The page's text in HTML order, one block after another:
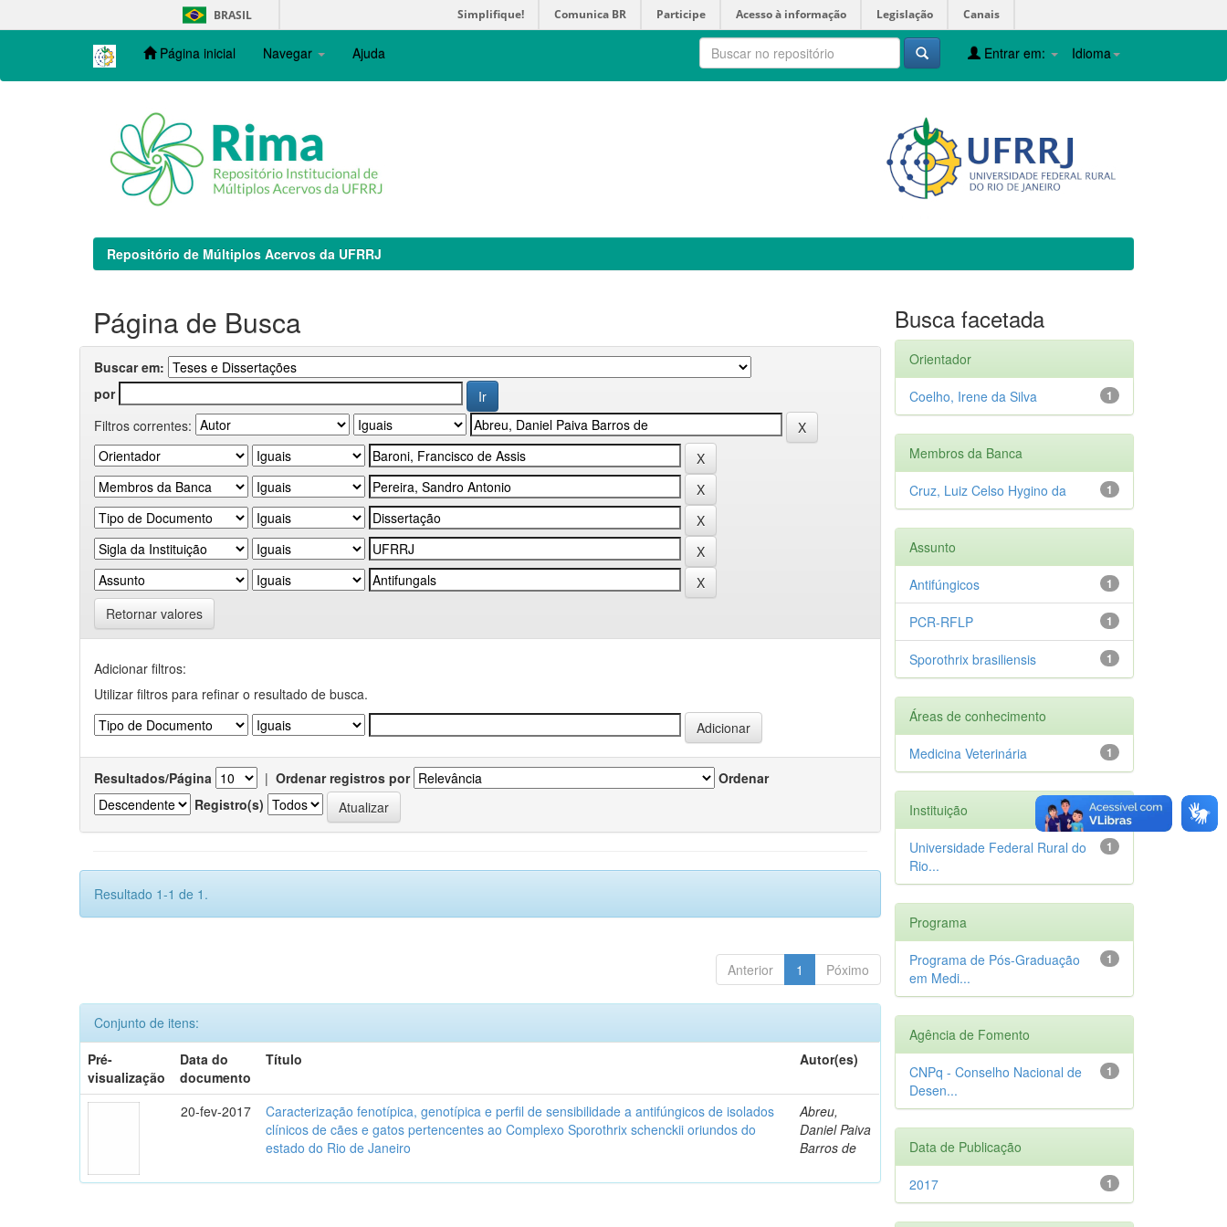
navigation
BRASIL Simplifique! Comunica BR Participe Acesso à informação Legislação Canais
Página inicial Navegar Ajuda Idioma
Entrar em:
Repositório de Múltiplos Acervos da UFRRJ
Página de Busca
Buscar em:
por
Filtros correntes:
Retornar valores
Adicionar filtros:
Utilizar filtros para refinar o resultado de busca.
Resultados/Página | Ordenar registros por
Ordenar
Registro(s)
Resultado 1-1 de 1.
Anterior 1 Póximo
Conjunto de itens:
Pré-
visualização
Data do
documento
Título Autor(es)
20-fev-2017
Caracterização fenotípica, genotípica e perfil de sensibilidade a antifúngicos de isolados
clínicos de cães e gatos pertencentes ao Complexo Sporothrix schenckii oriundos do
estado do Rio de Janeiro
Abreu,
Daniel Paiva
Barros de
Busca facetada
Orientador
1
Coelho, Irene da Silva
Membros da Banca
1
Cruz, Luiz Celso Hygino da
Assunto
1
Antifúngicos
1
PCR-RFLP
1
Sporothrix brasiliensis
Áreas de conhecimento
1
Medicina Veterinária
Instituição
1
Universidade Federal Rural do
Rio...
Programa
1
Programa de Pós-Graduação
em Medi...
Agência de Fomento
1
CNPq - Conselho Nacional de
Desen...
Data de Publicação
1
2017